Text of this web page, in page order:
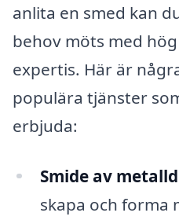
anlita en smed kan
behov möts med
expertis. Här är
populära tjänster
erbjuda:
Smide av
skapa och forma